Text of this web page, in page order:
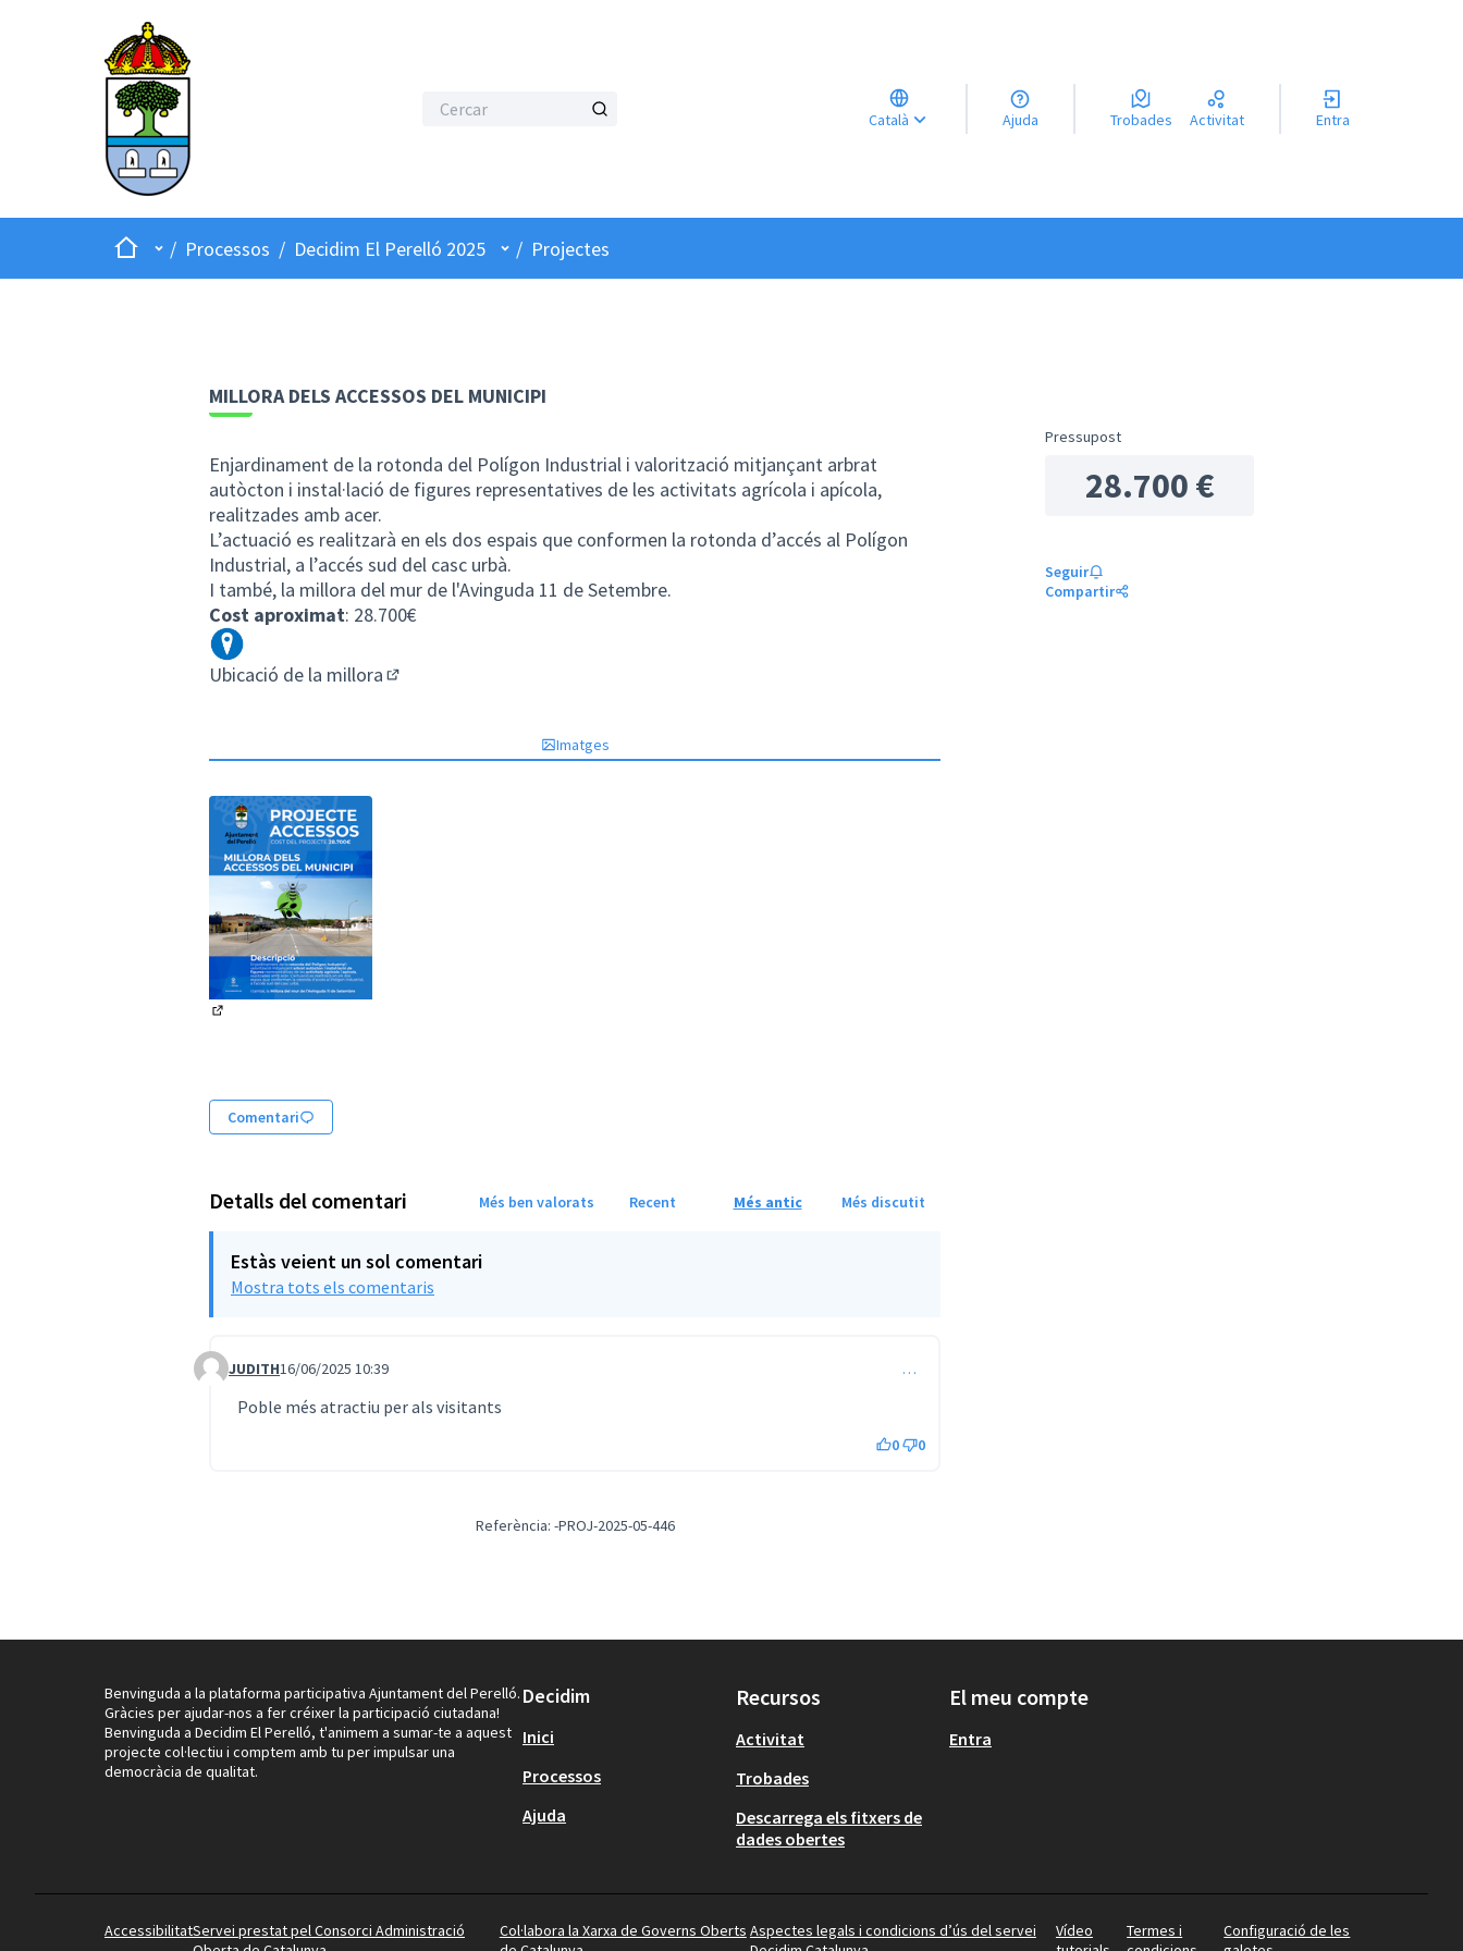
Català
Triar la llengua
Elegir el idioma
Ajuda Trobades Activitat Entra
Inici Menú principal
/ Processos / Decidim El Perelló 2025 Menú d'usuari
/ Projectes
MILLORA DELS ACCESSOS DEL MUNICIPI
Enjardinament de la rotonda del Polígon Industrial i valorització mitjançant arbrat
autòcton i instal·lació de figures representatives de les activitats agrícola i apícola,
realitzades amb acer.
L’actuació es realitzarà en els dos espais que conformen la rotonda d’accés al Polígon
Industrial, a l’accés sud del casc urbà.
I també, la millora del mur de l'Avinguda 11 de Setembre.
Cost aproximat: 28.700€
Ubicació de la millora
Imatges
Comentari
Pressupost
28.700 €
Seguir
Compartir
Detalls del comentari Més ben valorats Recent Més antic Més discutit
Estàs veient un sol comentari
Mostra tots els comentaris
Comentari 359
JUDITH16/06/2025 10:39 …
Poble més atractiu per als visitants
0 0
Referència: -PROJ-2025-05-446
Benvinguda a la plataforma participativa Ajuntament del Perelló.
Gràcies per ajudar-nos a fer créixer la participació ciutadana!
Benvinguda a Decidim El Perelló, t'animem a sumar-te a aquest
projecte col·lectiu i comptem amb tu per impulsar una
democràcia de qualitat.
Decidim
Inici
Processos
Ajuda
Recursos
Activitat
Trobades
Descarrega els fitxers de
dades obertes
El meu compte
Entra
AccessibilitatServei prestat pel Consorci Administració
Col·labora la Xarxa de Governs Oberts Aspectes legals i condicions d’ús del servei
Vídeo
Termes i
Configuració de les